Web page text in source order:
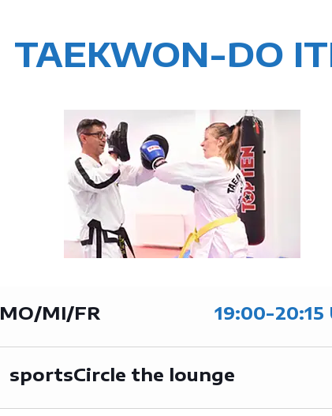
TAEKWON-DO
MO/MI/FR 19:00-20:15
sportsCircle the lounge